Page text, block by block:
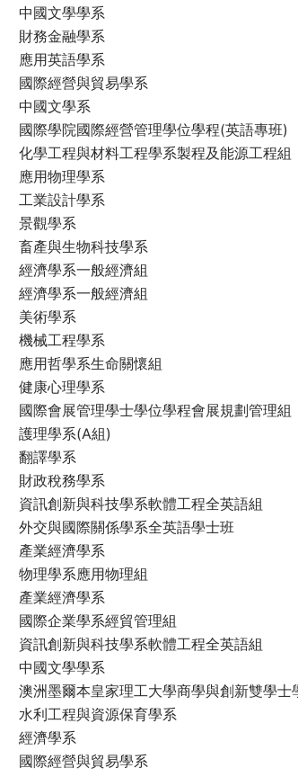
中國文學學系
財務金融學系
應用英語學系
國際經營與貿易學系
中國文學系
國際學院國際經營管理學位學程(英語專班)
化學工程與材料工程學系製程及能源工程組
應用物理學系
工業設計學系
景觀學系
畜產與生物科技學系
經濟學系一般經濟組
經濟學系一般經濟組
美術學系
機械工程學系
應用哲學系生命關懷組
健康心理學系
國際會展管理學士學位學程會展規劃管理組
護理學系(A組)
翻譯學系
財政稅務學系
資訊創新與科技學系軟體工程全英語組
外交與國際關係學系全英語學士班
產業經濟學系
物理學系應用物理組
產業經濟學系
國際企業學系經貿管理組
資訊創新與科技學系軟體工程全英語組
中國文學學系
澳洲墨爾本皇家理工大學商學與創新雙學士
水利工程與資源保育學系
經濟學系
國際經營與貿易學系